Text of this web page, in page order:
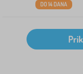
DO 14 DANA